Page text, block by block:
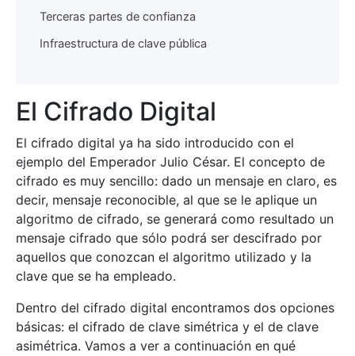
Terceras partes de confianza
Infraestructura de clave pública
El Cifrado Digital
El cifrado digital ya ha sido introducido con el
ejemplo del Emperador Julio César. El concepto de
cifrado es muy sencillo: dado un mensaje en claro, es
decir, mensaje reconocible, al que se le aplique un
algoritmo de cifrado, se generará como resultado un
mensaje cifrado que sólo podrá ser descifrado por
aquellos que conozcan el algoritmo utilizado y la
clave que se ha empleado.
Dentro del cifrado digital encontramos dos opciones
básicas: el cifrado de clave simétrica y el de clave
asimétrica. Vamos a ver a continuación en qué